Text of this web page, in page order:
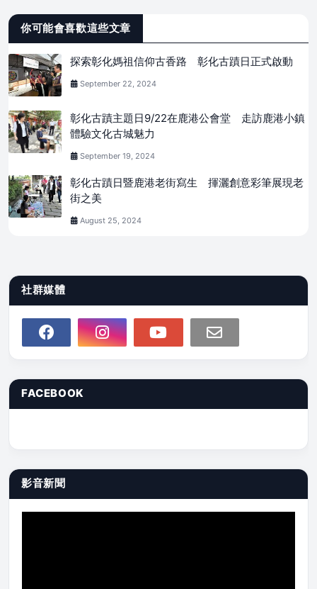
你可能會喜歡這些文章
探索彰化媽祖信仰古香路 彰化古蹟日正式啟動
September 22, 2024
彰化古蹟主題日9/22在鹿港公會堂 走訪鹿港小鎮
體驗文化古城魅力
September 19, 2024
彰化古蹟日暨鹿港老街寫生 揮灑創意彩筆展現老
街之美
August 25, 2024
社群媒體
FACEBOOK
影音新聞